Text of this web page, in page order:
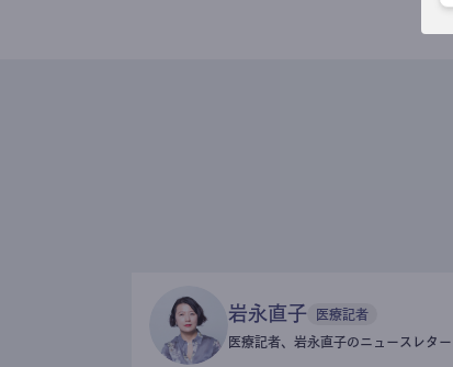
岩永直子 医療記者
医療記者、岩永直子のニュースレター